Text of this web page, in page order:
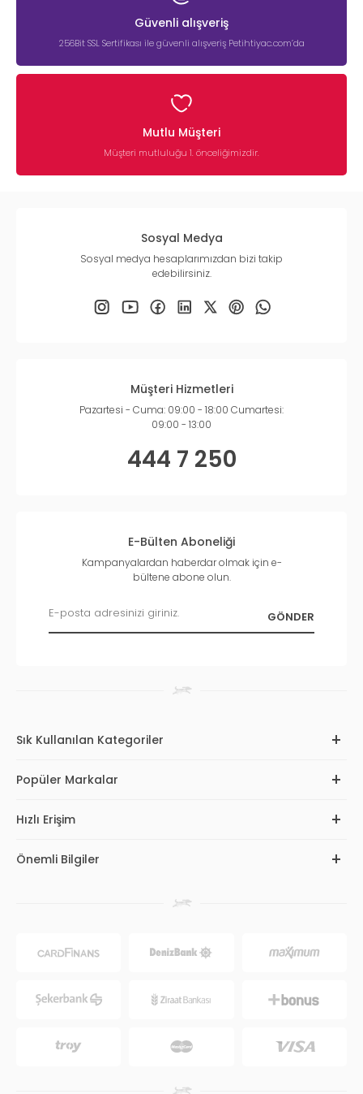
Güvenli alışveriş
256Bit SSL Sertifikası ile güvenli alışveriş Petihtiyac.com’da
Mutlu Müşteri
Müşteri mutluluğu 1. önceliğimizdir.
Sosyal Medya
Sosyal medya hesaplarımızdan bizi takip
edebilirsiniz.
Müşteri Hizmetleri
Pazartesi - Cuma: 09:00 - 18:00 Cumartesi:
09:00 - 13:00
444 7 250
E-Bülten Aboneliği
Kampanyalardan haberdar olmak için e-
bültene abone olun.
Sık Kullanılan Kategoriler
Popüler Markalar
Hızlı Erişim
Önemli Bilgiler